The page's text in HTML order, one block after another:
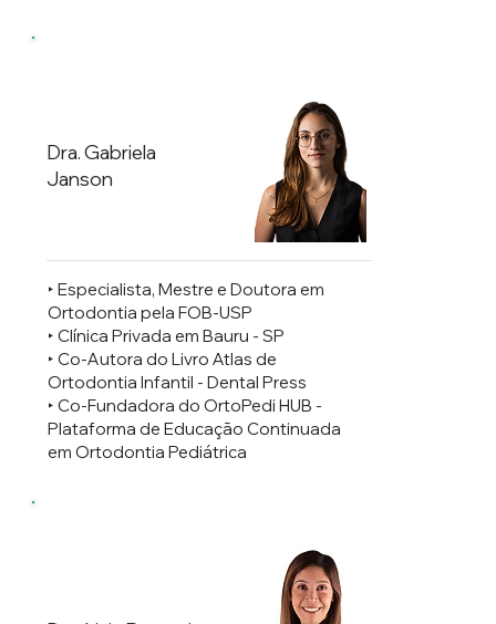
Dra. Gabriela
Janson
‣ Especialista, Mestre e Doutora em
Ortodontia pela FOB-USP
‣ Clínica Privada em Bauru - SP
‣ Co-Autora do Livro Atlas de
Ortodontia Infantil - Dental Press
‣ Co-Fundadora do OrtoPedi HUB -
Plataforma de Educação Continuada
em Ortodontia Pediátrica